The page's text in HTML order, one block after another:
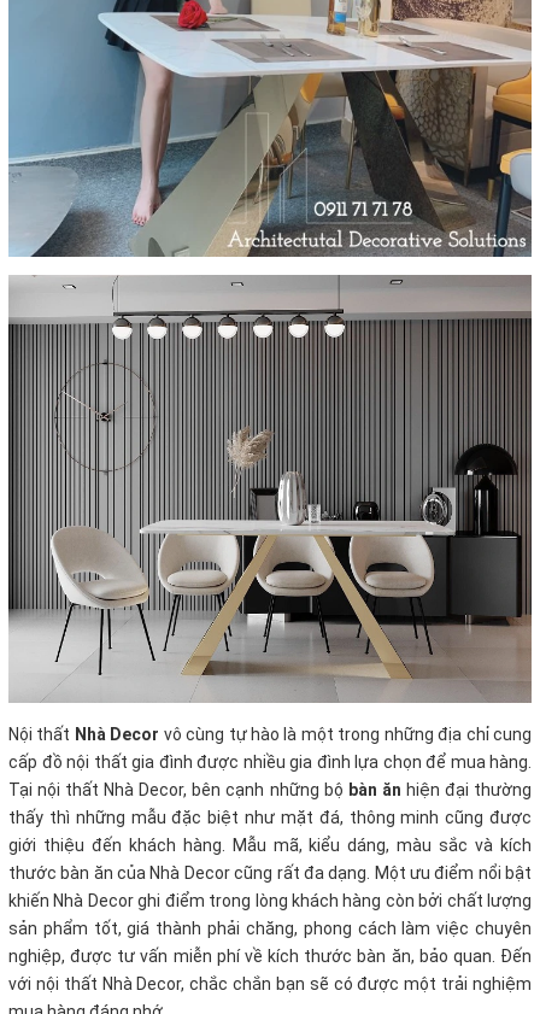
Nội thất Nhà Decor vô cùng tự hào là một trong những địa chỉ cung
cấp đồ nội thất gia đình được nhiều gia đình lựa chọn để mua hàng.
Tại nội thất Nhà Decor, bên cạnh những bộ bàn ăn hiện đại thường
thấy thì những mẫu đặc biệt như mặt đá, thông minh cũng được
giới thiệu đến khách hàng. Mẫu mã, kiểu dáng, màu sắc và kích
thước bàn ăn của Nhà Decor cũng rất đa dạng. Một ưu điểm nổi bật
khiến Nhà Decor ghi điểm trong lòng khách hàng còn bởi chất lượng
sản phẩm tốt, giá thành phải chăng, phong cách làm việc chuyên
nghiệp, được tư vấn miễn phí về kích thước bàn ăn, bảo quan. Đến
với nội thất Nhà Decor, chắc chắn bạn sẽ có được một trải nghiệm